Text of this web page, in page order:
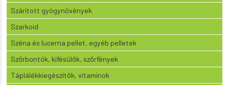
Szárított gyógynövények
Szarkoid
Széna és lucerna pellet, egyéb pelletek
Szőrbontók, kifésülők, szőrfények
Táplálékkiegészítők, vitaminok